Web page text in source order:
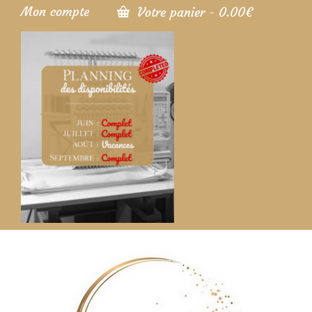
Mon compte Votre panier - 0.00€